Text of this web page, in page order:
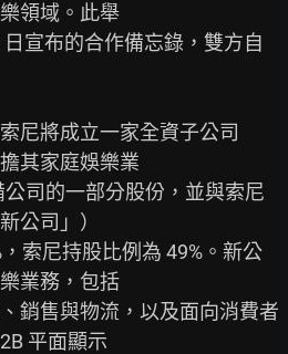
領域。此舉
宣布的合作備忘錄，雙方自
尼將成立一家全資子公司
其家庭娛樂業
司的一部分股份，並與索尼
公司」）
索尼持股比例為 49%。新公
業務，包括
銷售與物流，以及面向消費者
平面顯示